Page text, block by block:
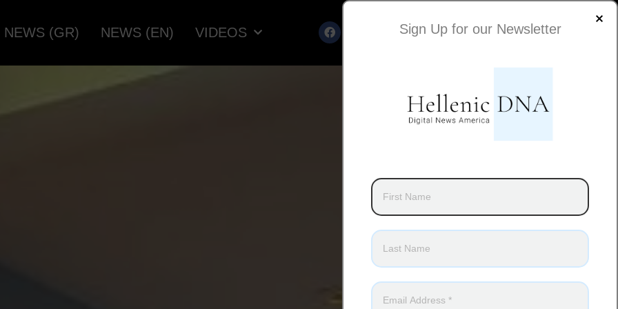
NEWS (GR) NEWS (EN) VIDEOS Sign Up for our Newsletter